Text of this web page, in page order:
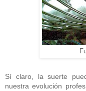
Sí claro, la suerte
nuestra evolución